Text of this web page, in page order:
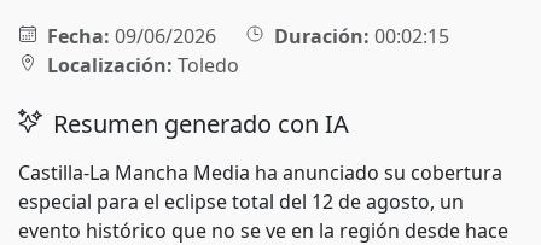
Fecha: 09/06/2026 Duración: 00:02:15
Localización: Toledo
Resumen generado con IA
Castilla-La Mancha Media ha anunciado su cobertura
especial para el eclipse total del 12 de agosto, un
evento histórico que no se ve en la región desde hace